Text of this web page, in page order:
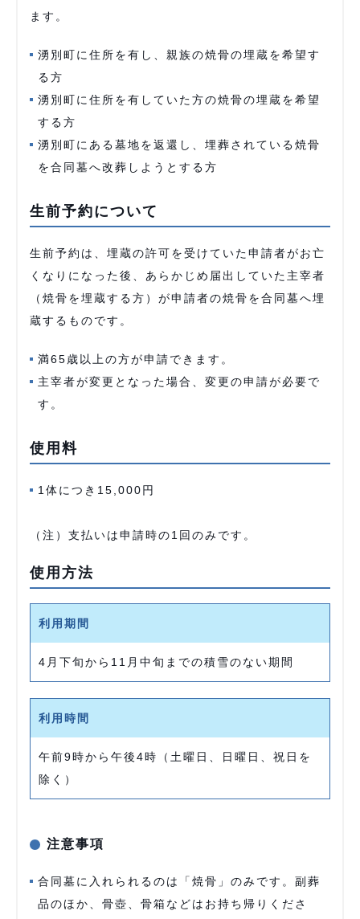
ます。
湧別町に住所を有し、親族の焼骨の埋蔵を希望す
る方
湧別町に住所を有していた方の焼骨の埋蔵を希望
する方
湧別町にある墓地を返還し、埋葬されている焼骨
を合同墓へ改葬しようとする方
生前予約について
生前予約は、埋蔵の許可を受けていた申請者がお亡
くなりになった後、あらかじめ届出していた主宰者
（焼骨を埋蔵する方）が申請者の焼骨を合同墓へ埋
蔵するものです。
満65歳以上の方が申請できます。
主宰者が変更となった場合、変更の申請が必要で
す。
使用料
1体につき15,000円
（注）支払いは申請時の1回のみです。
使用方法
利用期間
4月下旬から11月中旬までの積雪のない期間
利用時間
午前9時から午後4時（土曜日、日曜日、祝日を
除く）
注意事項
合同墓に入れられるのは「焼骨」のみです。副葬
品のほか、骨壺、骨箱などはお持ち帰りくださ